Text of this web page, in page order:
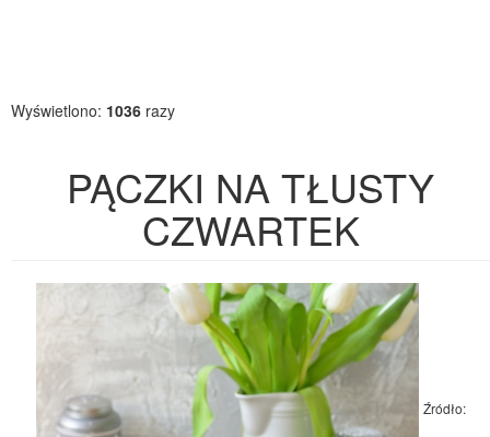
Wyświetlono: 1036 razy
PĄCZKI NA TŁUSTY
CZWARTEK
Źródło: